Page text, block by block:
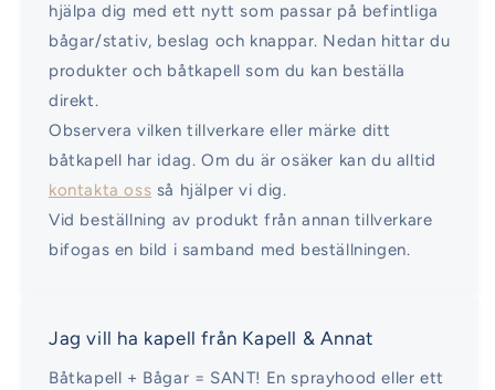
hjälpa dig med ett nytt som passar på befintliga
bågar/stativ, beslag och knappar. Nedan hittar du
produkter och båtkapell som du kan beställa
direkt.
Observera vilken tillverkare eller märke ditt
båtkapell har idag. Om du är osäker kan du alltid
kontakta oss så hjälper vi dig.
Vid beställning av produkt från annan tillverkare
bifogas en bild i samband med beställningen.
Jag vill ha kapell från Kapell & Annat
Båtkapell + Bågar = SANT! En sprayhood eller ett